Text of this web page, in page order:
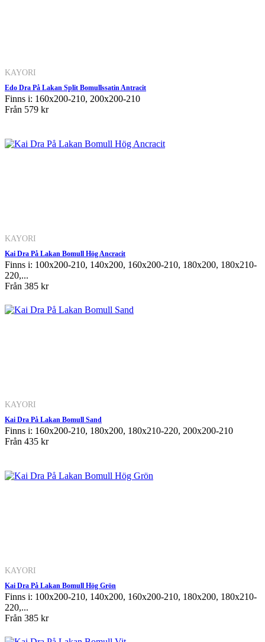
KAYORI
Edo Dra På Lakan Split Bomullssatin Antracit
Finns i: 160x200-210, 200x200-210
Från 579 kr
KAYORI
Kai Dra På Lakan Bomull Hög Ancracit
Finns i: 100x200-210, 140x200, 160x200-210, 180x200, 180x210-
220,...
Från 385 kr
KAYORI
Kai Dra På Lakan Bomull Sand
Finns i: 160x200-210, 180x200, 180x210-220, 200x200-210
Från 435 kr
KAYORI
Kai Dra På Lakan Bomull Hög Grön
Finns i: 100x200-210, 140x200, 160x200-210, 180x200, 180x210-
220,...
Från 385 kr